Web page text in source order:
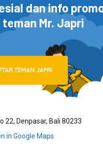
dan info
Mr. Japri
TEMAN JAPRI
22, Denpasar, Bali 80233
in Google Maps